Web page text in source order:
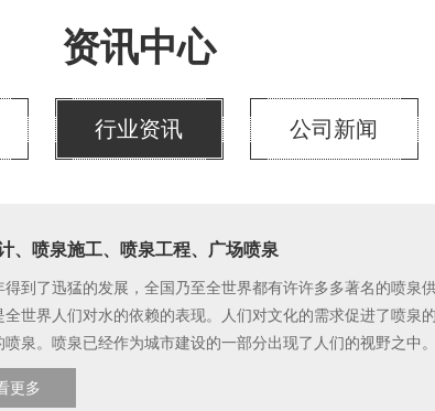
资讯中心
行业资讯 公司新闻
、喷泉施工、喷泉工程、广场喷泉
得到了迅猛的发展，全国乃至全世界都有许许多多著名的喷泉
全世界人们对水的依赖的表现。人们对文化的需求促进了喷泉
喷泉。喷泉已经作为城市建设的一部分出现了人们的视野之中
更多